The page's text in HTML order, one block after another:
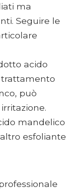
ma
Seguire le
acido
può
mandelico
esfoliante